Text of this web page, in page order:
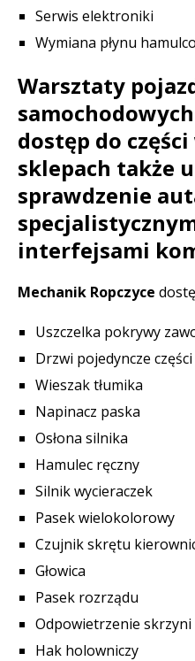
Serwis elektroniki
Wymiana płynu
Warsztaty
dostęp do
sklepach także
sprawdzenie
interfejsami
Mechanik Ropczyce
Uszczelka pokrywy
Drzwi pojedyncze części
Wieszak tłumika
Napinacz paska
Osłona silnika
Hamulec ręczny
Silnik wycieraczek
Pasek wielokolorowy
Czujnik skrętu
Głowica
Pasek rozrządu
Odpowietrzenie
Hak holowniczy